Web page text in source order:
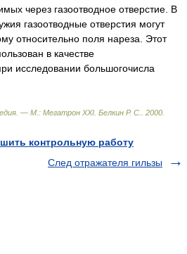
через газоотводное отверстие. В
газоотводные отверстия могут
относительно поля нареза. Этот
в качестве
исследовании большогочисла
— М.: Мегатрон XXI Белкин Р. С. 2000
контрольную работу
След отражателя гильзы